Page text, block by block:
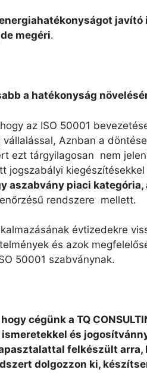
javító
megéri.
a hatékonyság
az ISO 50001
Aznban a
ezt tárgyilagosan nem
jogszabályi
aszabvány piaci
rendszere mellett.
évtizedekre
és azok
50001 szabványnak.
cégünk a TQ
és
felkészült arra,
dolgozzon ki,